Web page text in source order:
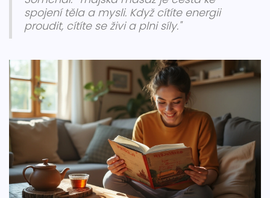
spojení těla a mysli. Když cítíte energii
proudit, cítíte se živi a plni síly."